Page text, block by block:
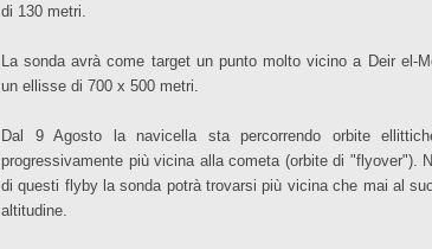
di 130 metri.
La sonda avrà come target un punto molto vicino a Deir el-
un ellisse di 700 x 500 metri.
Dal 9 Agosto la navicella sta percorrendo orbite
progressivamente più vicina alla cometa (orbite di "flyover").
di questi flyby la sonda potrà trovarsi più vicina che mai al
altitudine.